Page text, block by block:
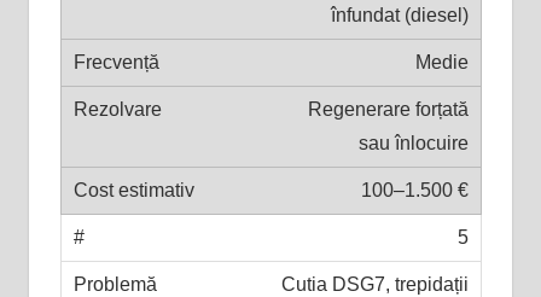
înfundat (diesel)
Medie
Regenerare forțată
sau înlocuire
100–1.500 €
5
Cutia DSG7, trepidații